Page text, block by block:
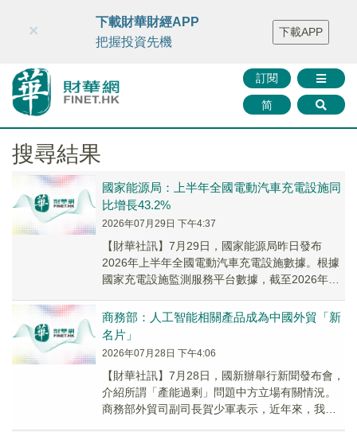
財華智庫網 FINTV FINMETA 財華證券 媒體矩陣
智庫沙龍
聯絡我們
訂閱
简
×
下載財華財經APP
把握投資先機
下載APP
搜尋結果
國家能源局：上半年全國電動汽車充電設施同
比增長43.2%
2026年07月29日 下午4:37
【財華社訊】7月29日，國家能源局昨日發布
2026年上半年全國電動汽車充電設施數據。根據
國家充電設施監測服務平台數據，截至2026年6
商務部：人工智能相關產品成為中國外貿「新
名片」
2026年07月28日 下午4:06
【財華社訊】7月28日，國新辦舉行新聞發布會，
介紹所謂「產能過剩」問題中方立場有關情況。
商務部外貿司副司長賀少軍表示，近年來，我國